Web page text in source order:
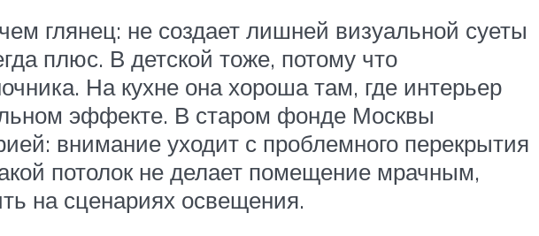
глянец: не создает лишней визуальной суеты
плюс. В детской тоже, потому что
На кухне она хороша там, где интерьер
эффекте. В старом фонде Москвы
внимание уходит с проблемного перекрытия
потолок не делает помещение мрачным,
на сценариях освещения.